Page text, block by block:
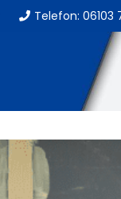
Telefon: 06103